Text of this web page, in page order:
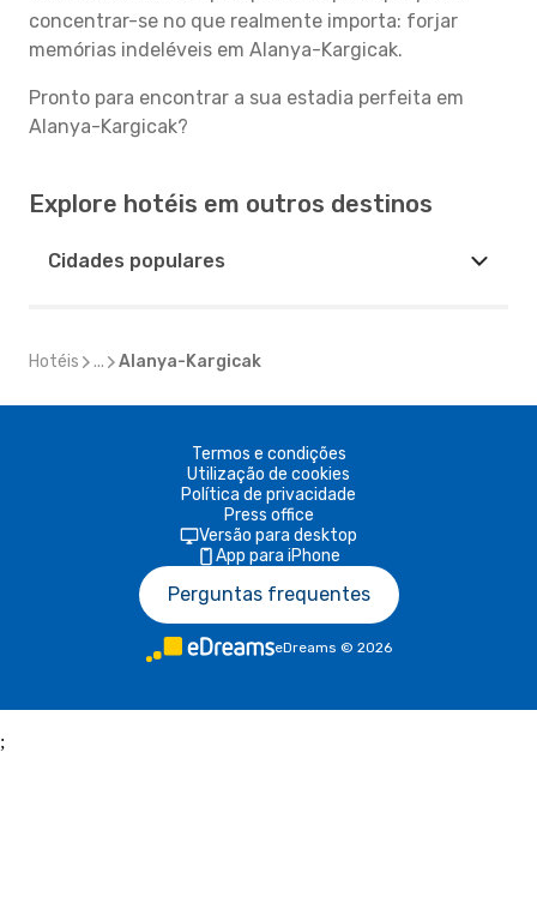
concentrar-se no que realmente importa: forjar
memórias indeléveis em Alanya-Kargicak.
Pronto para encontrar a sua estadia perfeita em
Alanya-Kargicak?
Explore hotéis em outros destinos
Cidades populares
Hotéis ... Alanya-Kargicak
Termos e condições
Utilização de cookies
Política de privacidade
Press office
Versão para desktop
App para iPhone
Perguntas frequentes
eDreams © 2026
;